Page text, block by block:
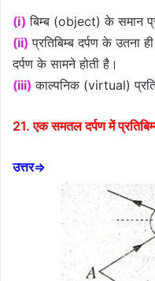
(i) बिम्ब (object) के समान
(ii) प्रतिबिम्ब दर्पण के उतना
दर्पण के सामने होती है।
(iii) काल्पनिक (virtual)
21. एक समतल दर्पण में
उत्तर⇒